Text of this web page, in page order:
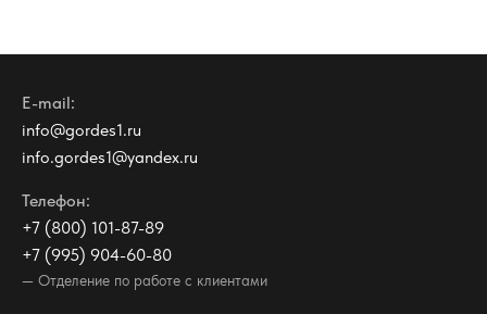
E-mail:
info@gordes1.ru
info.gordes1@yandex.ru
Телефон:
+7 (800) 101-87-89
+7 (995) 904-60-80
— Отделение по работе с клиентами